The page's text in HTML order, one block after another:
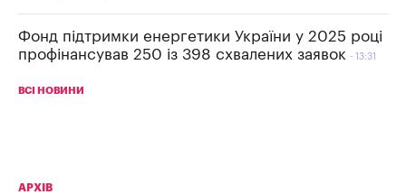
Фонд підтримки енергетики України у 2025 році
профінансував 250 із 398 схвалених заявок
13:31
ВСІ НОВИНИ
АРХІВ